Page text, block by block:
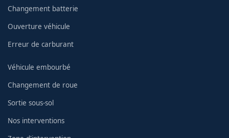
Changement batterie
Ouverture véhicule
Erreur de carburant
Véhicule embourbé
Changement de roue
Sortie sous-sol
Nos interventions